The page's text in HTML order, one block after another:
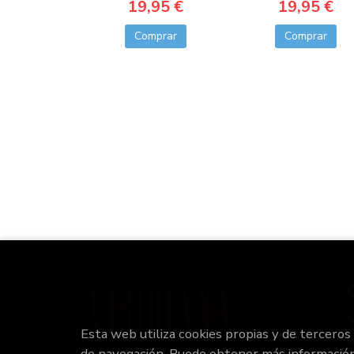
19,95 €
Comprar
19,95 €
Comprar
Esta web utiliza cookies propias y de